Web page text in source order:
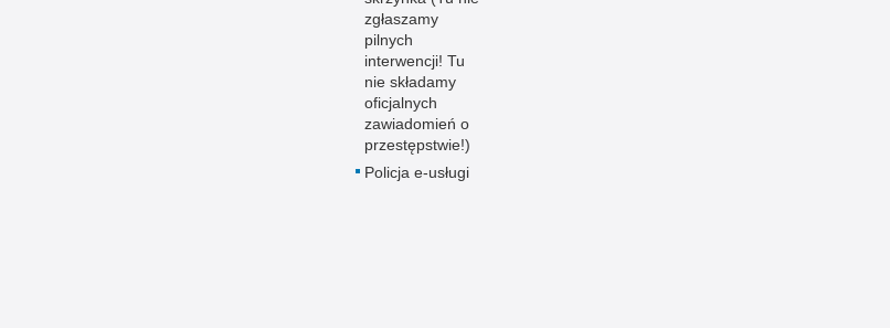
zgłaszamy
pilnych
interwencji! Tu
nie składamy
oficjalnych
zawiadomień o
przestępstwie!)
Policja e-usługi